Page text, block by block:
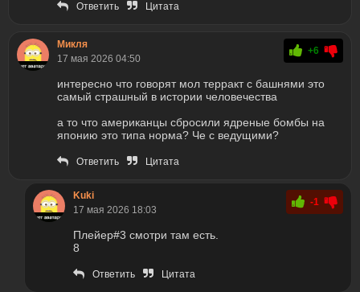
Ответить Цитата
Микля
17 мая 2026 04:50
+6
интересно что говорят мол терракт с башнями это
самый страшный в истории человечества
а то что американцы сбросили ядреные бомбы на
японию это типа норма? Че с ведущими?
Ответить Цитата
Kuki
17 мая 2026 18:03
-1
Плейер#3 смотри там есть.
8
Ответить Цитата